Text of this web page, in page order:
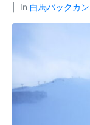
In 白馬バックカ